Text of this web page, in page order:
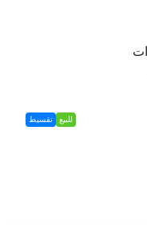
للبيع تقسيط